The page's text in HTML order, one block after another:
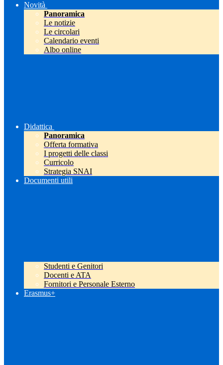
Novità
Panoramica
Le notizie
Le circolari
Calendario eventi
Albo online
Didattica
Panoramica
Offerta formativa
I progetti delle classi
Curricolo
Strategia SNAI
Documenti utili
Studenti e Genitori
Docenti e ATA
Fornitori e Personale Esterno
Erasmus+